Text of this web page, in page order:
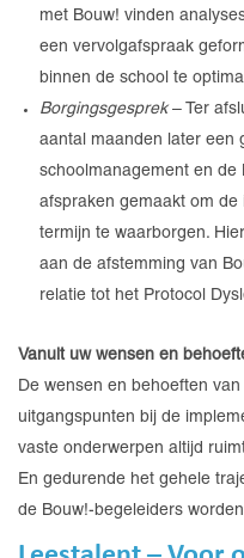
met Bouw! vinden
een vervolgafspraak
binnen de school te
Borgingsgesprek– Ter
aantal maanden later een
schoolmanagement en de
afspraken gemaakt om de
termijn te waarborgen.
aan de afstemming van
relatie tot het Protocol
Vanuit uw wensen en
De wensen en behoeften
uitgangspunten bij de
vaste onderwerpen altijd
En gedurende het gehele
de Bouw!-begeleiders